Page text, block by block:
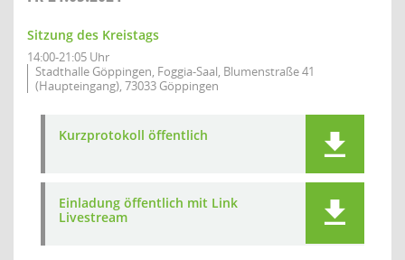
Sitzung des Kreistags
14:00-21:05 Uhr
Stadthalle Göppingen, Foggia-Saal, Blumenstraße 41
(Haupteingang), 73033 Göppingen
Kurzprotokoll öffentlich
Einladung öffentlich mit Link
Livestream